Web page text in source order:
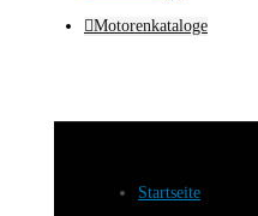
Motorenkataloge
Startseite